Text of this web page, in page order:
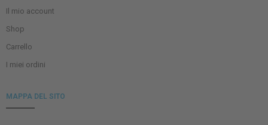
Il mio account
Shop
Carrello
I miei ordini
MAPPA DEL SITO